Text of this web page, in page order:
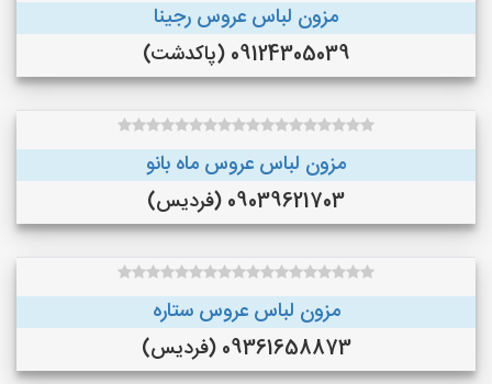
مزون لباس عروس رجینا
09124305039 (پاکدشت)
مزون لباس عروس ماه بانو
09039621703 (فردیس)
مزون لباس عروس ستاره
09361658873 (فردیس)